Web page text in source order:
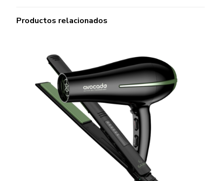
Productos relacionados